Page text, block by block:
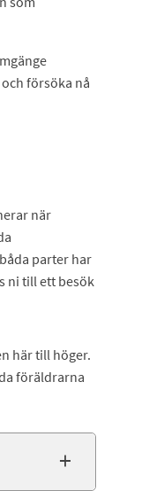
försöka nå
när
parter har
ni till ett besök
här till höger.
föräldrarna